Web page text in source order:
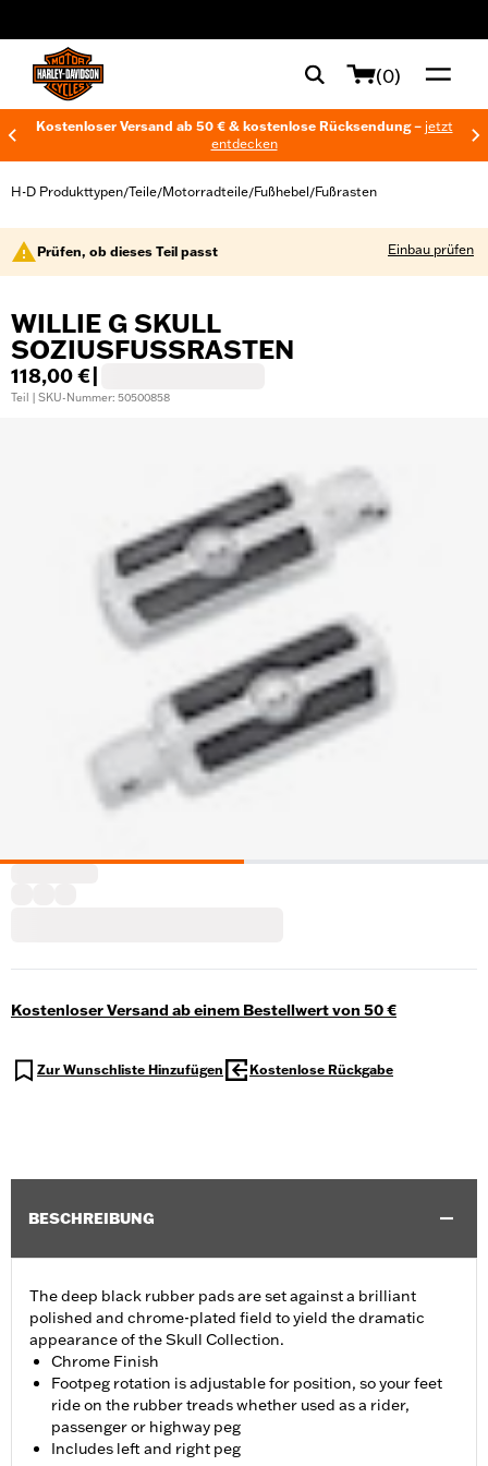
(0)
Kostenloser Versand ab 50 € & kostenlose Rücksendung – jetzt
entdecken
H-D Produkttypen/Teile/Motorradteile/Fußhebel/Fußrasten
Prüfen, ob dieses Teil passt Einbau prüfen
WILLIE G SKULL
SOZIUSFUSSRASTEN
118,00 €
Teil | SKU-Nummer: 50500858
Kostenloser Versand ab einem Bestellwert von 50 €
Zur Wunschliste Hinzufügen Kostenlose Rückgabe
BESCHREIBUNG
The deep black rubber pads are set against a brilliant
polished and chrome-plated field to yield the dramatic
appearance of the Skull Collection.
Chrome Finish
Footpeg rotation is adjustable for position, so your feet
ride on the rubber treads whether used as a rider,
passenger or highway peg
Includes left and right peg